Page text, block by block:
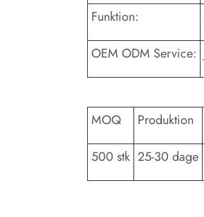
Funktion:
OEM ODM Service:
MOQ Produktion
500 stk 25-30 dage